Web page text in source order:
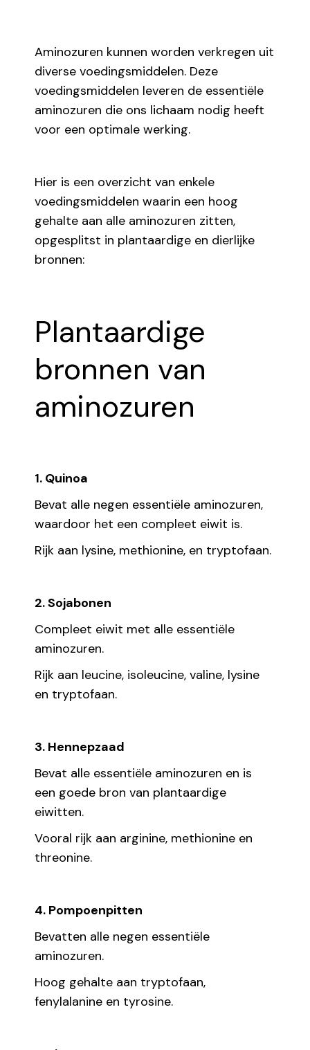
Aminozuren kunnen worden verkregen uit
diverse voedingsmiddelen. Deze
voedingsmiddelen leveren de essentiële
aminozuren die ons lichaam nodig heeft
voor een optimale werking.
Hier is een overzicht van enkele
voedingsmiddelen waarin een hoog
gehalte aan alle aminozuren zitten,
opgesplitst in plantaardige en dierlijke
bronnen:
Plantaardige
bronnen van
aminozuren
1. Quinoa
Bevat alle negen essentiële aminozuren,
waardoor het een compleet eiwit is.
Rijk aan lysine, methionine, en tryptofaan.
2. Sojabonen
Compleet eiwit met alle essentiële
aminozuren.
Rijk aan leucine, isoleucine, valine, lysine
en tryptofaan.
3. Hennepzaad
Bevat alle essentiële aminozuren en is
een goede bron van plantaardige
eiwitten.
Vooral rijk aan arginine, methionine en
threonine.
4. Pompoenpitten
Bevatten alle negen essentiële
aminozuren.
Hoog gehalte aan tryptofaan,
fenylalanine en tyrosine.